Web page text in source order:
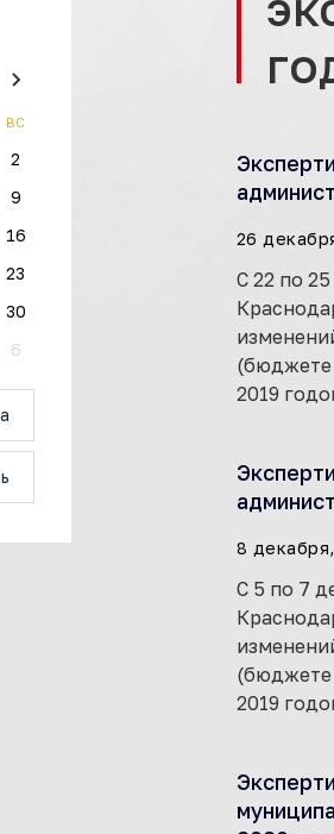
ВС
2
9
16
23
30
6
26
С 22 по
(бюджете
2019
8
С 5 по 7
(бюджете
2019